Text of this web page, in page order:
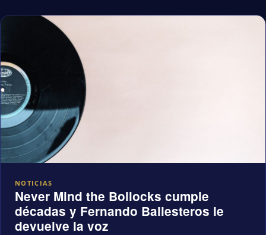
NOTICIAS
Never Mind the Bollocks cumple
décadas y Fernando Ballesteros le
devuelve la voz